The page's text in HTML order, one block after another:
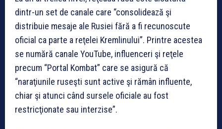
dintr-un set de canale care “consolidează şi
distribuie mesaje ale Rusiei fără a fi recunoscute
oficial ca parte a reţelei Kremlinului”. Printre acestea
se numără canale YouTube, influenceri şi reţele
precum “Portal Kombat” care se asigură că
“naraţiunile ruseşti sunt active şi rămân influente,
chiar şi atunci când sursele oficiale au fost
restricţionate sau interzise”.